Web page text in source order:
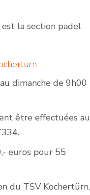
la section padel
dimanche de 9h00
être effectuées au
euros pour 55
du TSV Kochertürn,